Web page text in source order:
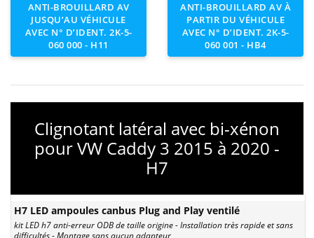
ANTI-BROUILLARD AV
JUSQU’AU VÉHICULE
AVEC N° D’IDENT. 2K-5-
060 000 - H11
ANTI-BROUILLARD AV À
PARTIR DU VÉHICULE
AVEC N° D’IDENT. 2K-5-
060 001 - HB4
Clignotant latéral avec bi-xénon
pour VW Caddy 3 2015 à 2020 -
H7
H7 LED ampoules canbus Plug and Play ventilé
kit LED h7 anti-erreur ODB de taille origine - Installation très rapide et sans
difficultés - Montage sans aucun adapteur